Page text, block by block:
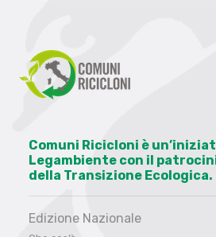
Comuni Ricicloni è
Legambiente con il
della Transizione Ecologica.
Edizione Nazionale